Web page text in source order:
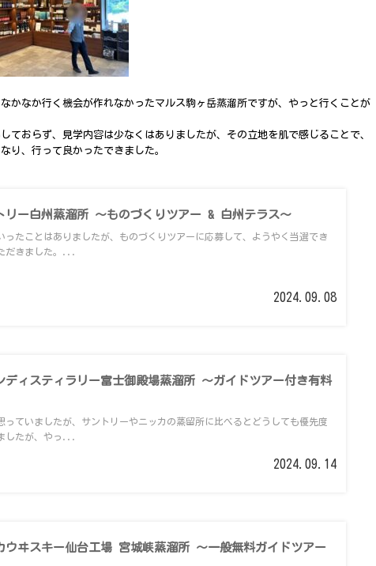
かなか行く機会が作れなかったマルス駒ヶ岳蒸溜所ですが、やっと行くことが
ておらず、見学内容は少なくはありましたが、その立地を肌で感じることで、
り、行って良かったできました。
リー白州蒸溜所 ～ものづくりツアー & 白州テラス～
ったことはありましたが、ものづくりツアーに応募して、ようやく当選でき
だきました。...
2024.09.08
ディスティラリー富士御殿場蒸溜所 ～ガイドツアー付き有料
っていましたが、サントリーやニッカの蒸留所に比べるとどうしても優先度
したが、やっ...
2024.09.14
ウヰスキー仙台工場 宮城峡蒸溜所 ～一般無料ガイドツアー